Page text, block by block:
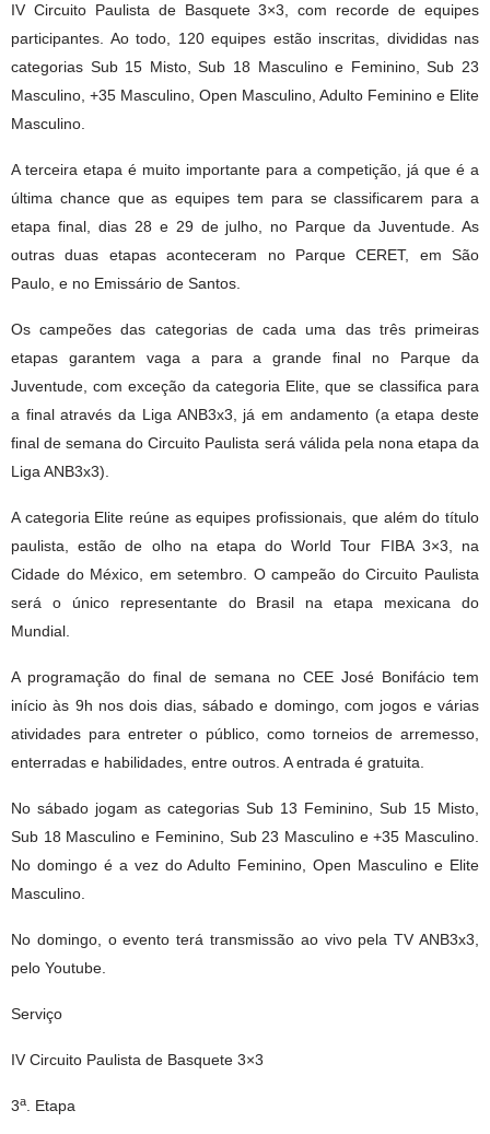
IV Circuito Paulista de Basquete 3×3, com recorde de equipes
participantes. Ao todo, 120 equipes estão inscritas, divididas nas
categorias Sub 15 Misto, Sub 18 Masculino e Feminino, Sub 23
Masculino, +35 Masculino, Open Masculino, Adulto Feminino e Elite
Masculino.
A terceira etapa é muito importante para a competição, já que é a
última chance que as equipes tem para se classificarem para a
etapa final, dias 28 e 29 de julho, no Parque da Juventude. As
outras duas etapas aconteceram no Parque CERET, em São
Paulo, e no Emissário de Santos.
Os campeões das categorias de cada uma das três primeiras
etapas garantem vaga a para a grande final no Parque da
Juventude, com exceção da categoria Elite, que se classifica para
a final através da Liga ANB3x3, já em andamento (a etapa deste
final de semana do Circuito Paulista será válida pela nona etapa da
Liga ANB3x3).
A categoria Elite reúne as equipes profissionais, que além do título
paulista, estão de olho na etapa do World Tour FIBA 3×3, na
Cidade do México, em setembro. O campeão do Circuito Paulista
será o único representante do Brasil na etapa mexicana do
Mundial.
A programação do final de semana no CEE José Bonifácio tem
início às 9h nos dois dias, sábado e domingo, com jogos e várias
atividades para entreter o público, como torneios de arremesso,
enterradas e habilidades, entre outros. A entrada é gratuita.
No sábado jogam as categorias Sub 13 Feminino, Sub 15 Misto,
Sub 18 Masculino e Feminino, Sub 23 Masculino e +35 Masculino.
No domingo é a vez do Adulto Feminino, Open Masculino e Elite
Masculino.
No domingo, o evento terá transmissão ao vivo pela TV ANB3x3,
pelo Youtube.
Serviço
IV Circuito Paulista de Basquete 3×3
3a . Etapa